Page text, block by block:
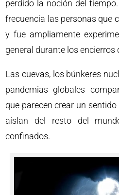
perdido la noción del
frecuencia las personas que
y fue ampliamente
general durante los encierros
Las cuevas, los búnkeres
pandemias globales
que parecen crear un
aíslan del resto del
confinados.